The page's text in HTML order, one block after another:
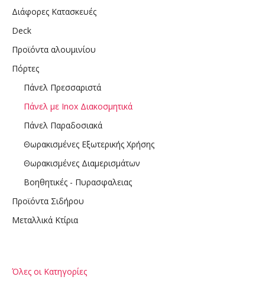
Διάφορες Κατασκευές
Deck
Προϊόντα αλουμινίου
Πόρτες
Πάνελ Πρεσσαριστά
Πάνελ με Inox Διακοσμητικά
Πάνελ Παραδοσιακά
Θωρακισμένες Εξωτερικής Χρήσης
Θωρακισμένες Διαμερισμάτων
Βοηθητικές - Πυρασφαλειας
Προϊόντα Σιδήρου
Μεταλλικά Κτίρια
Όλες οι Κατηγορίες